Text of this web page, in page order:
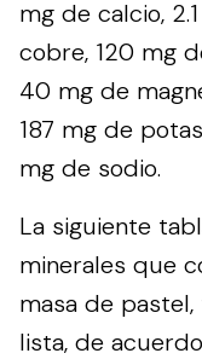
mg de calcio,
cobre, 120 mg
40 mg de
187 mg de
mg de sodio.
La siguiente
minerales que
masa de
lista, de